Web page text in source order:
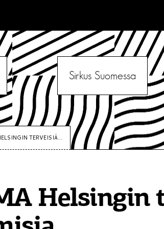
Sirkus Suomessa
TERVEISIÄ...
Helsingin